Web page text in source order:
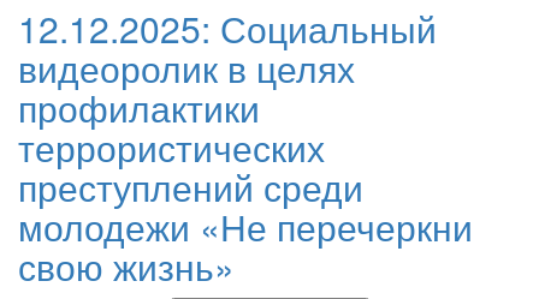
12.12.2025: Социальный
видеоролик в целях
профилактики
террористических
преступлений среди
молодежи «Не перечеркни
свою жизнь»